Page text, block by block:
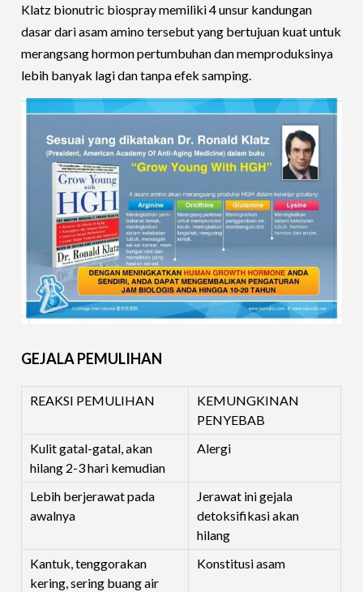
Klatz bionutric biospray memiliki 4 unsur kandungan
dasar dari asam amino tersebut yang bertujuan kuat untuk
merangsang hormon pertumbuhan dan memproduksinya
lebih banyak lagi dan tanpa efek samping.
GEJALA PEMULIHAN
REAKSI PEMULIHAN
KEMUNGKINAN
PENYEBAB
Kulit gatal-gatal, akan
hilang 2-3 hari kemudian
Alergi
Lebih berjerawat pada
awalnya
Jerawat ini gejala
detoksifikasi akan
hilang
Kantuk, tenggorakan
kering, sering buang air
Konstitusi asam